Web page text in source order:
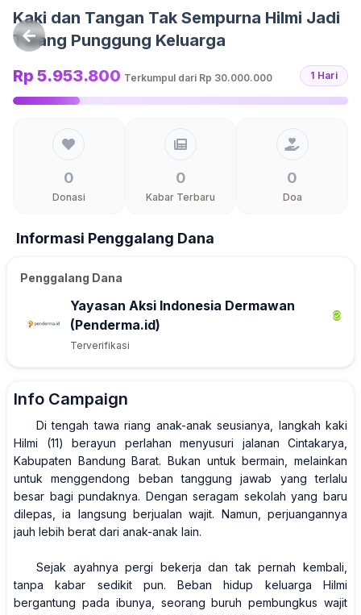
Langsung ke konten
Kaki dan Tangan Tak Sempurna Hilmi Jadi
Tulang Punggung Keluarga
Rp 5.953.800 Terkumpul dari Rp 30.000.000 1 Hari
0
Donasi
0
Kabar Terbaru
0
Doa
Informasi Penggalang Dana
Penggalang Dana
Yayasan Aksi Indonesia Dermawan
(Penderma.id)
Terverifikasi
Info Campaign
Di tengah tawa riang anak-anak seusianya, langkah kaki
Hilmi (11) berayun perlahan menyusuri jalanan Cintakarya,
Kabupaten Bandung Barat. Bukan untuk bermain, melainkan
untuk menggendong beban tanggung jawab yang terlalu
besar bagi pundaknya. Dengan seragam sekolah yang baru
dilepas, ia langsung berjualan wajit. Namun, perjuangannya
jauh lebih berat dari anak-anak lain.
Sejak ayahnya pergi bekerja dan tak pernah kembali,
tanpa kabar sedikit pun. Beban hidup keluarga Hilmi
bergantung pada ibunya, seorang buruh pembungkus wajit